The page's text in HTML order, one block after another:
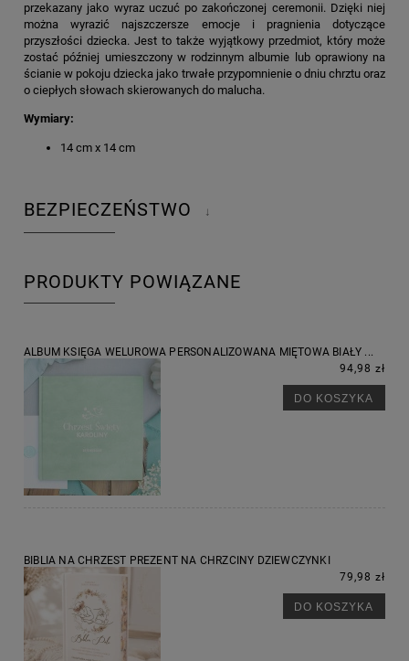
przekazany jako wyraz uczuć po zakończonej ceremonii. Dzięki niej
można wyrazić najszczersze emocje i pragnienia dotyczące
przyszłości dziecka. Jest to także wyjątkowy przedmiot, który może
zostać później umieszczony w rodzinnym albumie lub oprawiony na
ścianie w pokoju dziecka jako trwałe przypomnienie o dniu chrztu oraz
o ciepłych słowach skierowanych do malucha.
Wymiary:
14 cm x 14 cm
BEZPIECZEŃSTWO ↓
PRODUKTY POWIĄZANE
ALBUM KSIĘGA WELUROWA PERSONALIZOWANA MIĘTOWA BIAŁY ...
94,98 zł
DO KOSZYKA
BIBLIA NA CHRZEST PREZENT NA CHRZCINY DZIEWCZYNKI
79,98 zł
DO KOSZYKA